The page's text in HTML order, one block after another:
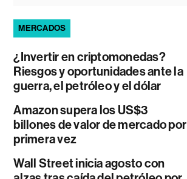
MERCADOS
¿Invertir en criptomonedas?
Riesgos y oportunidades ante la
guerra, el petróleo y el dólar
Amazon supera los US$3
billones de valor de mercado por
primera vez
Wall Street inicia agosto con